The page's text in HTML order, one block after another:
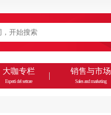
大咖专栏
Esperti del settore
销售与市场
Sales and marketing